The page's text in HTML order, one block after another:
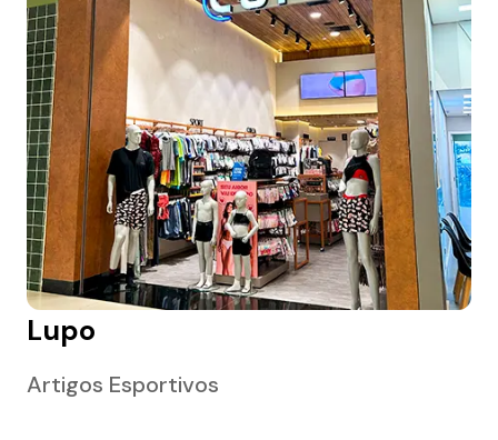
Lupo
Artigos Esportivos